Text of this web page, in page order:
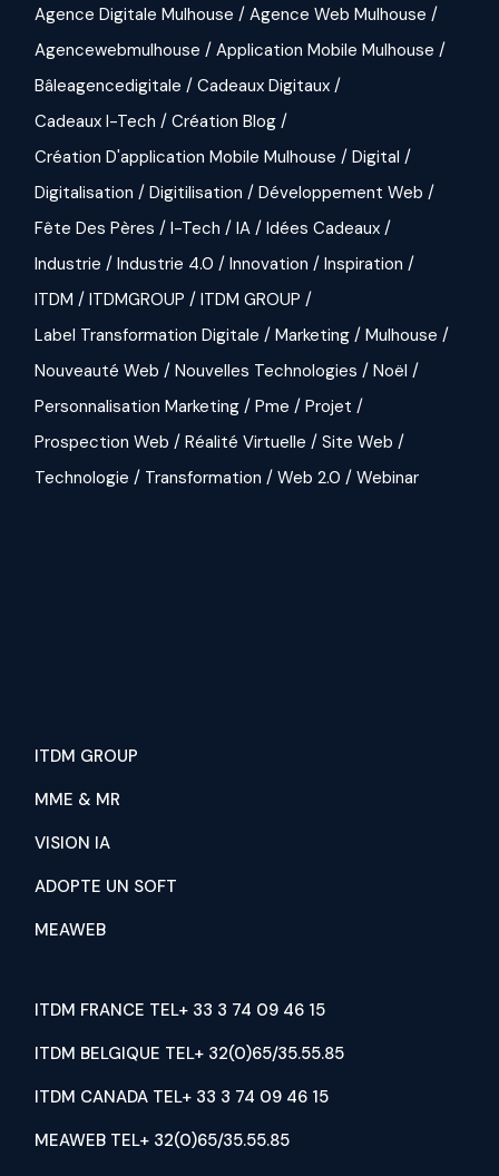
Agence Digitale Mulhouse
Agence Web Mulhouse
Agencewebmulhouse
Application Mobile Mulhouse
Bâleagencedigitale
Cadeaux Digitaux
Cadeaux I-Tech
Création Blog
Création D'application Mobile Mulhouse
Digital
Digitalisation
Digitilisation
Développement Web
Fête Des Pères
I-Tech IA
Idées Cadeaux
Industrie
Industrie 4.0 Innovation
Inspiration
ITDM
ITDMGROUP
ITDM GROUP
Label Transformation Digitale
Marketing
Mulhouse
Nouveauté Web
Nouvelles Technologies
Noël
Personnalisation Marketing
Pme
Projet
Prospection Web
Réalité Virtuelle
Site Web
Technologie
Transformation Web 2.0 Webinar
ITDM GROUP
MME & MR
VISION IA
ADOPTE UN SOFT
MEAWEB
ITDM FRANCE TEL+ 33 3 74 09 46 15
ITDM BELGIQUE TEL+ 32(0)65/35.55.85
ITDM CANADA TEL+ 33 3 74 09 46 15
MEAWEB TEL+ 32(0)65/35.55.85